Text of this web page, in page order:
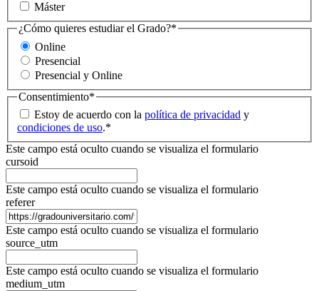
Máster
¿Cómo quieres estudiar el Grado?*
Online
Presencial
Presencial y Online
Consentimiento*
Estoy de acuerdo con la política de privacidad y
condiciones de uso.*
Este campo está oculto cuando se visualiza el formulario
cursoid
Este campo está oculto cuando se visualiza el formulario
referer
Este campo está oculto cuando se visualiza el formulario
source_utm
Este campo está oculto cuando se visualiza el formulario
medium_utm